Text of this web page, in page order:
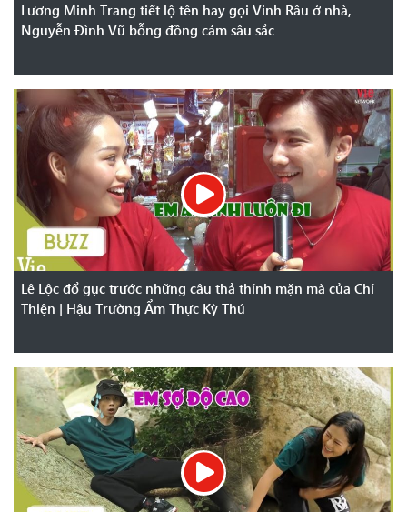
Lương Minh Trang tiết lộ tên hay gọi Vinh Râu ở nhà,
Nguyễn Đình Vũ bỗng đồng cảm sâu sắc
Lê Lộc đổ gục trước những câu thả thính mặn mà của Chí
Thiện | Hậu Trường Ẩm Thực Kỳ Thú